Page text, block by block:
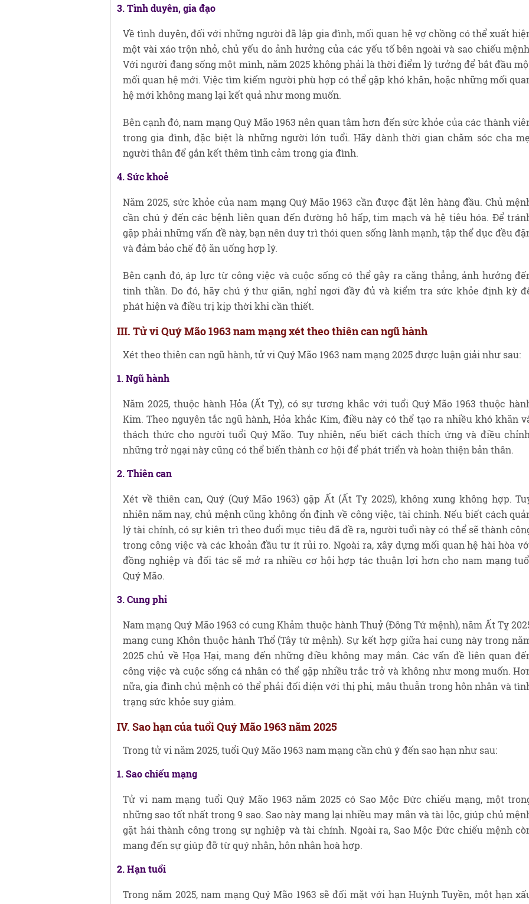
3. Tình duyên, gia đạo
Về tình duyên, đối với những người đã lập gia đình, mối quan hệ vợ chồng có thể xuất
một vài xáo trộn nhỏ, chủ yếu do ảnh hưởng của các yếu tố bên ngoài và sao chiếu
Với người đang sống một mình, năm 2025 không phải là thời điểm lý tưởng để bắt đầu
mối quan hệ mới. Việc tìm kiếm người phù hợp có thể gặp khó khăn, hoặc những mối
hệ mới không mang lại kết quả như mong muốn.
Bên cạnh đó, nam mạng Quý Mão 1963 nên quan tâm hơn đến sức khỏe của các thành
trong gia đình, đặc biệt là những người lớn tuổi. Hãy dành thời gian chăm sóc cha
người thân để gắn kết thêm tình cảm trong gia đình.
4. Sức khoẻ
Năm 2025, sức khỏe của nam mạng Quý Mão 1963 cần được đặt lên hàng đầu. Chủ
cần chú ý đến các bệnh liên quan đến đường hô hấp, tim mạch và hệ tiêu hóa. Để
gặp phải những vấn đề này, bạn nên duy trì thói quen sống lành mạnh, tập thể dục đều
và đảm bảo chế độ ăn uống hợp lý.
Bên cạnh đó, áp lực từ công việc và cuộc sống có thể gây ra căng thẳng, ảnh hưởng
tinh thần. Do đó, hãy chú ý thư giãn, nghỉ ngơi đầy đủ và kiểm tra sức khỏe định kỳ
phát hiện và điều trị kịp thời khi cần thiết.
III. Tử vi Quý Mão 1963 nam mạng xét theo thiên can ngũ hành
Xét theo thiên can ngũ hành, tử vi Quý Mão 1963 nam mạng 2025 được luận giải như sau:
1. Ngũ hành
Năm 2025, thuộc hành Hỏa (Ất Tỵ), có sự tương khắc với tuổi Quý Mão 1963 thuộc
Kim. Theo nguyên tắc ngũ hành, Hỏa khắc Kim, điều này có thể tạo ra nhiều khó khăn
thách thức cho người tuổi Quý Mão. Tuy nhiên, nếu biết cách thích ứng và điều
những trở ngại này cũng có thể biến thành cơ hội để phát triển và hoàn thiện bản thân.
2. Thiên can
Xét về thiên can, Quý (Quý Mão 1963) gặp Ất (Ất Tỵ 2025), không xung không hợp.
nhiên năm nay, chủ mệnh cũng không ổn định về công việc, tài chính. Nếu biết cách
lý tài chính, có sự kiên trì theo đuổi mục tiêu đã đề ra, người tuổi này có thể sẽ thành
trong công việc và các khoản đầu tư ít rủi ro. Ngoài ra, xây dựng mối quan hệ hài hòa
đồng nghiệp và đối tác sẽ mở ra nhiều cơ hội hợp tác thuận lợi hơn cho nam mạng
Quý Mão.
3. Cung phi
Nam mạng Quý Mão 1963 có cung Khảm thuộc hành Thuỷ (Đông Tứ mệnh), năm Ất Tỵ
mang cung Khôn thuộc hành Thổ (Tây tứ mệnh). Sự kết hợp giữa hai cung này trong
2025 chủ về Họa Hại, mang đến những điều không may mắn. Các vấn đề liên quan
công việc và cuộc sống cá nhân có thể gặp nhiều trắc trở và không như mong muốn.
nữa, gia đình chủ mệnh có thể phải đối diện với thị phi, mâu thuẫn trong hôn nhân và
trạng sức khỏe suy giảm.
IV. Sao hạn của tuổi Quý Mão 1963 năm 2025
Trong tử vi năm 2025, tuổi Quý Mão 1963 nam mạng cần chú ý đến sao hạn như sau:
1. Sao chiếu mạng
Tử vi nam mạng tuổi Quý Mão 1963 năm 2025 có Sao Mộc Đức chiếu mạng, một
những sao tốt nhất trong 9 sao. Sao này mang lại nhiều may mắn và tài lộc, giúp chủ
gặt hái thành công trong sự nghiệp và tài chính. Ngoài ra, Sao Mộc Đức chiếu mệnh
mang đến sự giúp đỡ từ quý nhân, hôn nhân hoà hợp.
2. Hạn tuổi
Trong năm 2025, nam mạng Quý Mão 1963 sẽ đối mặt với hạn Huỳnh Tuyền, một hạn